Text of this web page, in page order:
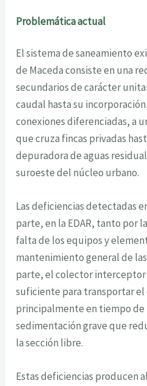
Problemática actual
El sistema de saneamiento
de Maceda consiste en una
secundarios de carácter
caudal hasta su
conexiones diferenciadas, a
que cruza fincas privadas
depuradora de aguas
suroeste del núcleo urbano.
Las deficiencias detectadas
parte, en la EDAR, tanto por
falta de los equipos y
mantenimiento general de
parte, el colector interceptor
suficiente para transportar el
principalmente en tiempo
sedimentación grave que
la sección libre.
Estas deficiencias producen